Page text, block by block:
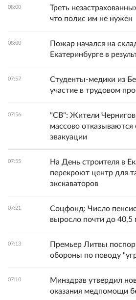
08:00
Треть
что полис им не нужен
08:00
Пожар начался на
Екатеринбурге в
07:57
Студенты-медики из
участие в трудовом
07:56
"СВ": Жители
массово отказываются
эвакуации
07:55
На День строителя в
перекроют центр для
экскаваторов
07:21
Соцфонд: Число
выросло почти до 40,5
07:13
Премьер Литвы
обороны по поводу
07:10
Минздрав утвердил
оказания медпомощи